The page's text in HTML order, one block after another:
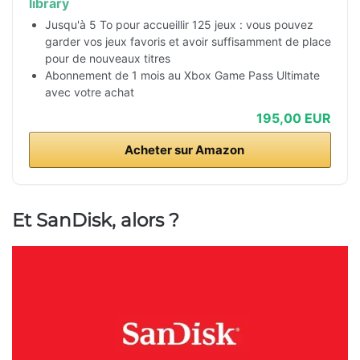
Jusqu'à 5 To pour accueillir 125 jeux : vous pouvez
garder vos jeux favoris et avoir suffisamment de place
pour de nouveaux titres
Abonnement de 1 mois au Xbox Game Pass Ultimate
avec votre achat
195,00 EUR
Acheter sur Amazon
Et SanDisk, alors ?